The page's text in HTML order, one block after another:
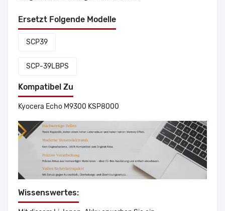
Ersetzt Folgende Modelle
SCP39
SCP-39LBPS
Kompatibel Zu
Kyocera Echo M9300 KSP8000
Wissenswertes: